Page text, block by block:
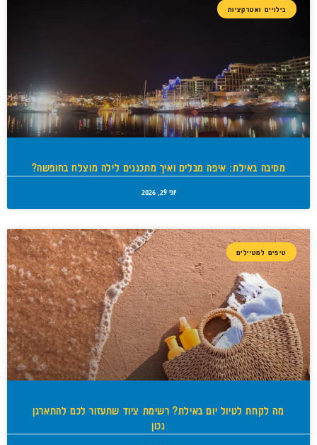
בילויים ואטרקציות
מסיבה באילת: איפה מבלים ואיך מתכננים לילה מוצלח בחופשה?
יוני 29, 2026
טיפים למטיילים
מה לקחת לטיול יום באילת? רשימת ציוד שתעזור לכם להתארגן
נכון